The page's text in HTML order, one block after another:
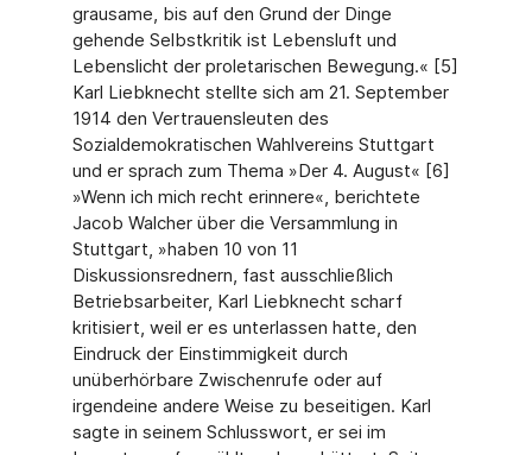
grausame, bis auf den Grund der Dinge
gehende Selbstkritik ist Lebensluft und
Lebenslicht der proletarischen Bewegung.« [5]
Karl Liebknecht stellte sich am 21. September
1914 den Vertrauensleuten des
Sozialdemokratischen Wahlvereins Stuttgart
und er sprach zum Thema »Der 4. August« [6]
»Wenn ich mich recht erinnere«, berichtete
Jacob Walcher über die Versammlung in
Stuttgart, »haben 10 von 11
Diskussionsrednern, fast ausschließlich
Betriebsarbeiter, Karl Liebknecht scharf
kritisiert, weil er es unterlassen hatte, den
Eindruck der Einstimmigkeit durch
unüberhörbare Zwischenrufe oder auf
irgendeine andere Weise zu beseitigen. Karl
sagte in seinem Schlusswort, er sei im